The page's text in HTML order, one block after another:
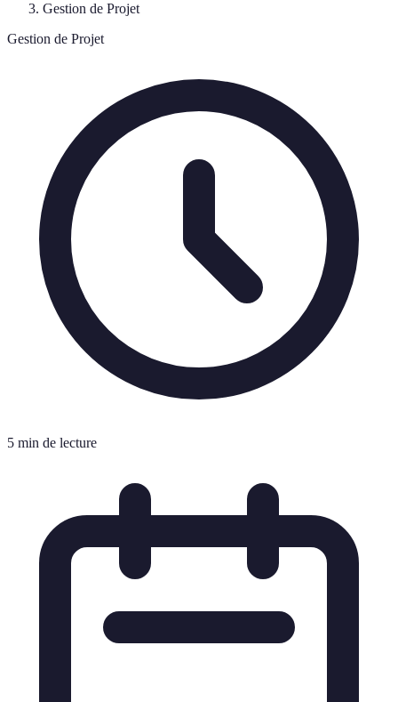
Gestion de Projet
Gestion de Projet
5 min de lecture